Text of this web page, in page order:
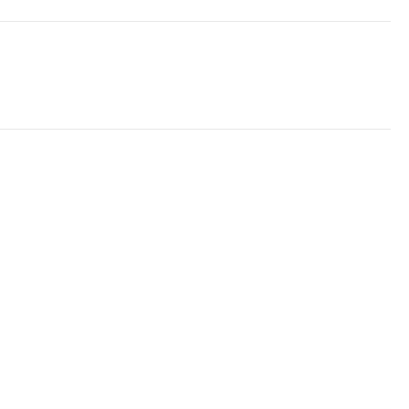
• Sodium Lactate • Musa Sapientum (Banana) Fruit
Pinnata Leaf Extract • Mangifera Indica (Mango) Leaf
• Sodium Citrate • Malpighia
• CI 14700 / Red 4 • Palmitoyl Tetrapeptide‑7